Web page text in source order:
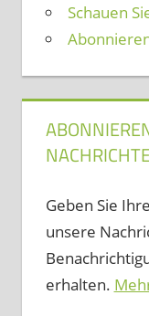
Schauen
Geben Sie
unsere
erhalten.